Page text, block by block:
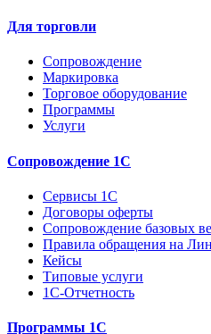
Для торговли
Сопровождение
Маркировка
Торговое оборудование
Программы
Услуги
Сопровождение 1С
Сервисы 1С
Договоры оферты
Сопровождение базовых
Правила обращения на
Кейсы
Типовые услуги
1С-Отчетность
Программы 1С